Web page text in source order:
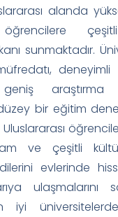
alanda
sunmaktadır.
deneyimli
araştırma
bir eğitim
ve çeşitli
evlerinde
ulaşmalarını
iyi